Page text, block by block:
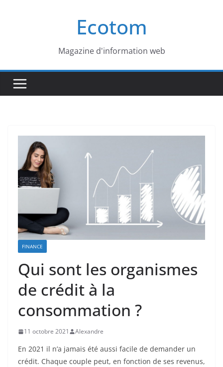
Ecotom
Magazine d'information web
FINANCE
Qui sont les organismes
de crédit à la
consommation ?
11 octobre 2021 Alexandre
En 2021 il n’a jamais été aussi facile de demander un
crédit. Chaque couple peut, en fonction de ses revenus,